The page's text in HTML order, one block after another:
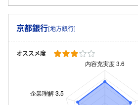
京都銀行[地方銀行]
オススメ度 ログイン・会員登録